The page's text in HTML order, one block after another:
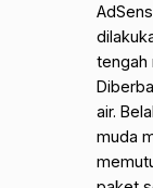
tengah
air.
muda